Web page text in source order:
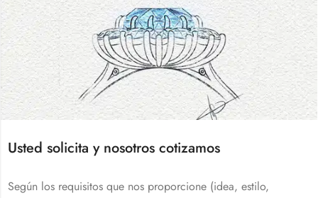
Usted solicita y nosotros cotizamos
Según los requisitos que nos proporcione (idea, estilo,